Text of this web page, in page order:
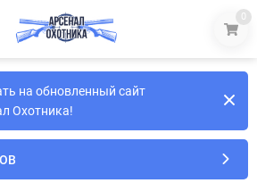
0
на обновленный сайт
Охотника!